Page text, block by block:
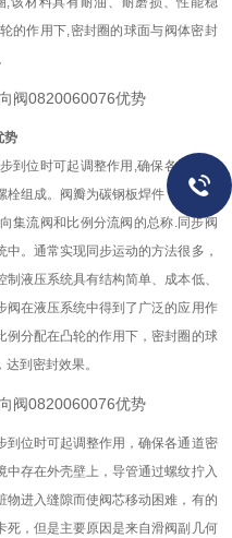
的作用下,密封圈的球面与阀体密封
势
到位时可起调整作用,确保各通道密
组成。阀瓣为碳钢板焊件，设有加
集流阀和比例分流阀的总称.同步阀
。通常实现同步运动的方法很多，
液压系统具有结构简单、成本低、
阀在液压系统中得到了广泛的应用作
例分配在凸轮的作用下，密封圈的球
到密封效果。
到位时可起调整作用，确保各通道密
存在外壳壁上，导管通过螺纹拧入
物进入缝隙而使阀芯移动困难，有的
死，但是主要原因是来自滑阀副几何